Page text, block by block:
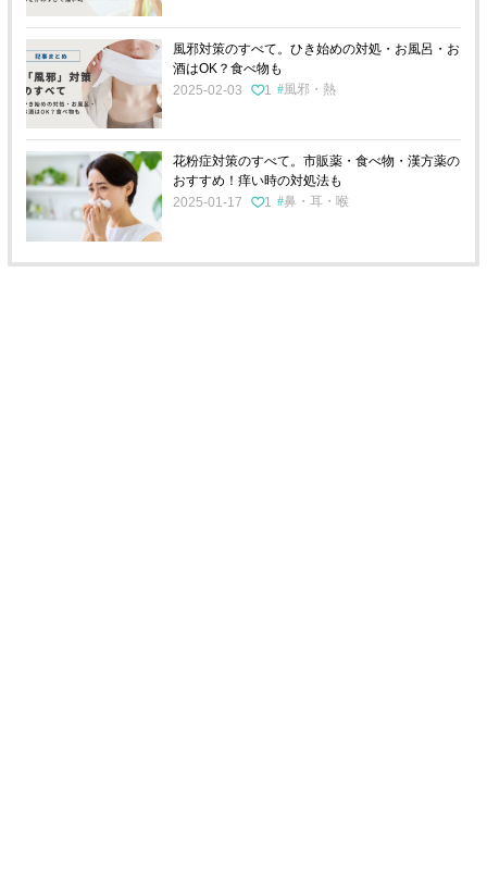
風邪対策のすべて。ひき始めの対処・お風呂・お
酒はOK？食べ物も
2025-02-03
1 風邪・熱
花粉症対策のすべて。市販薬・食べ物・漢方薬の
おすすめ！痒い時の対処法も
2025-01-17
1 鼻・耳・喉